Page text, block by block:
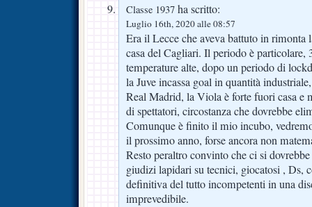
Classe 1937 ha scritto:
Luglio 16th, 2020 alle 08:57
Era il Lecce che aveva battuto in rimonta
casa del Cagliari. Il periodo è particolare,
temperature alte, dopo un periodo di
la Juve incassa goal in quantità
Real Madrid, la Viola è forte fuori casa e
di spettatori, circostanza che dovrebbe
Comunque è finito il mio incubo,
il prossimo anno, forse ancora non
Resto peraltro convinto che ci si dovrebbe
giudizi lapidari su tecnici, giocatosi , Ds,
definitiva del tutto incompetenti in una
imprevedibile.